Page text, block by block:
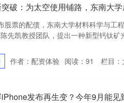
破：为太空使用铺路，东南大
票的配债，东南大学材料科学与工
先凯教授团队，提出一种新型钙钛矿
作者：配资体验 阅读： 91 栏目：
发布再生变？今年9月能见